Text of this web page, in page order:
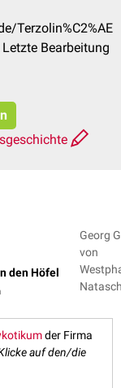
Terzolin%C2%AE
Bearbeitung
den Höfel
Georg
von
Höfel
der Firma
auf den/die